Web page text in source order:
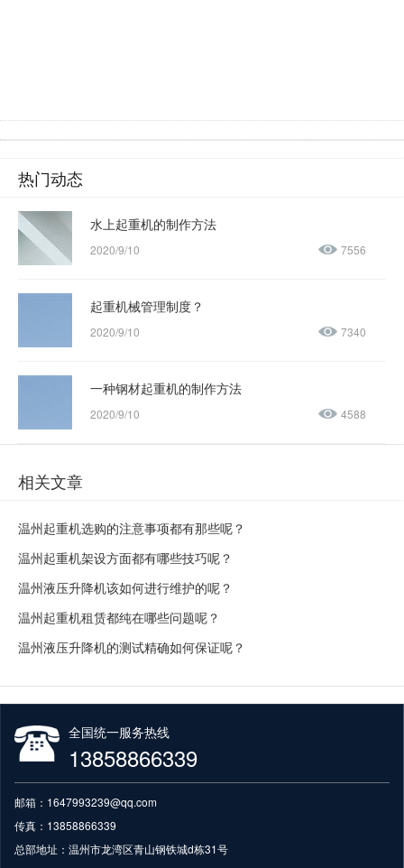
热门动态
水上起重机的制作方法
2020/9/10 7556
起重机械管理制度？
2020/9/10 7340
一种钢材起重机的制作方法
2020/9/10 4588
相关文章
温州起重机选购的注意事项都有那些呢？
温州起重机架设方面都有哪些技巧呢？
温州液压升降机该如何进行维护的呢？
温州起重机租赁都纯在哪些问题呢？
温州液压升降机的测试精确如何保证呢？
全国统一服务热线
13858866339
邮箱：1647993239@qq.com
传真：13858866339
总部地址：温州市龙湾区青山钢铁城d栋31号